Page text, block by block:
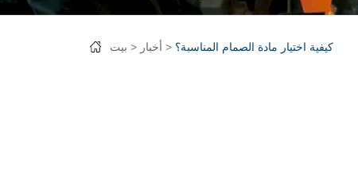
بيت أخبار كيفية اختيار مادة الصمام المناسبة؟